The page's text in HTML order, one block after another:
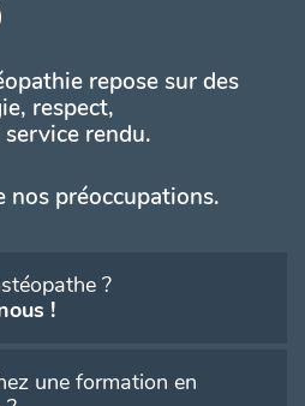
repose sur des
respect,
rendu.
préoccupations.
?
!
une formation en